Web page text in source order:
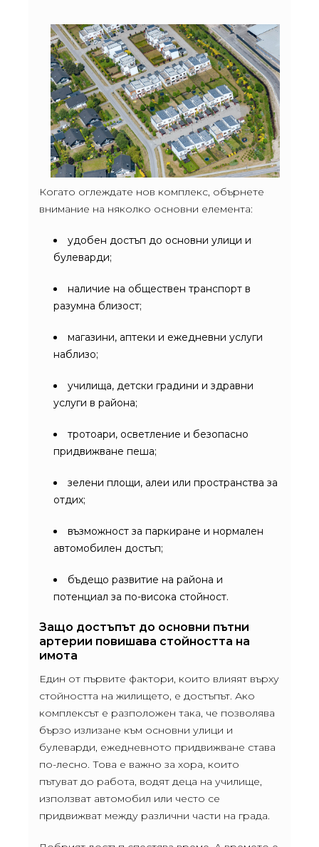
Когато оглеждате нов комплекс, обърнете
внимание на няколко основни елемента:
удобен достъп до основни улици и
булеварди;
наличие на обществен транспорт в
разумна близост;
магазини, аптеки и ежедневни услуги
наблизо;
училища, детски градини и здравни
услуги в района;
тротоари, осветление и безопасно
придвижване пеша;
зелени площи, алеи или пространства за
отдих;
възможност за паркиране и нормален
автомобилен достъп;
бъдещо развитие на района и
потенциал за по-висока стойност.
Защо достъпът до основни пътни
артерии повишава стойността на
имота
Един от първите фактори, които влияят върху
стойността на жилището, е достъпът. Ако
комплексът е разположен така, че позволява
бързо излизане към основни улици и
булеварди, ежедневното придвижване става
по-лесно. Това е важно за хора, които
пътуват до работа, водят деца на училище,
използват автомобил или често се
придвижват между различни части на града.